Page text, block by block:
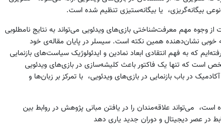
بیگانه‌گریزی، یا بیگانه‌ستیزی تنظیم شده است.
وجوه مهم معرفت‌شناختی بازی‌های ویدئویی می‌تواند به نتایج نامطلوبی
خوبی نشان‌دهنده همین نکته است. سیسلر در پایان مقاله‌ی خود
که به فهم انتقادی ابعاد نمادین و ایدئولوژیک سیاست‌های بازنمایی
است که تنها یک فاکتور باعث کلیشه‌سازی در بازی‌های ویدئویی
در باب بازنمایی در بازی‌های ویدئویی، با تمرکز بر زبان‌ها و
که درسال 2008 منتشر شده است، می‌تواند علاقه‌مندان را در یافتن مبانی پژوهش در روابط بین
در عصر دیجیتال و دوران جدید یاری دهد